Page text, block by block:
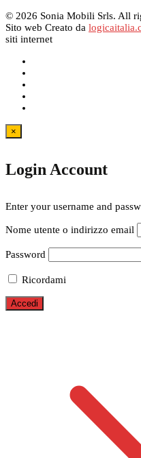
© 2026 Sonia Mobili Srls. All
Sito web Creato da
siti internet
×
Login Account
Enter your username and
Nome utente o indirizzo email
Password
Ricordami